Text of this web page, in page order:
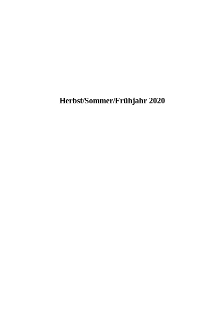
Herbst/Sommer/Frühjahr 2020